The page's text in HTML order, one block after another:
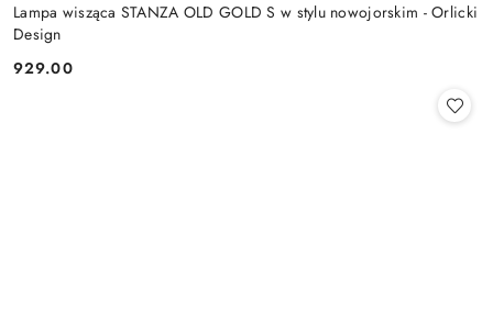
Lampa wisząca STANZA OLD GOLD S w stylu nowojorskim - Orlicki
Design
Cena:
929.00